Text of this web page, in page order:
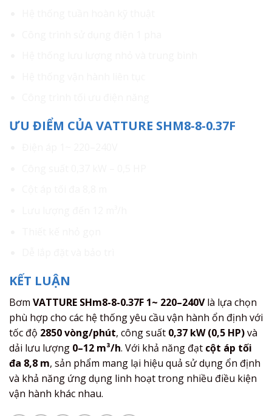
ƯU ĐIỂM CỦA VATTURE SHM8-8-0.37F
KẾT LUẬN
Bơm VATTURE SHm8-8-0.37F 1~ 220–240Vlà lựa chọn
phù hợp cho các hệ thống yêu cầu vận hành ổn định với
tốc độ 2850 vòng/phút, công suất 0,37 kW (0,5 HP)và
dải lưu lượng 0–12 m³/h. Với khả năng đạt cột áp tối
đa 8,8 m, sản phẩm mang lại hiệu quả sử dụng ổn định
và khả năng ứng dụng linh hoạt trong nhiều điều kiện
vận hành khác nhau.